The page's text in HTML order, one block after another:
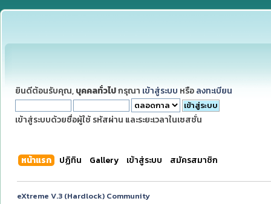
ยินดีต้อนรับคุณ, บุคคลทั่วไปกรุณา เข้าสู่ระบบ หรือ ลงทะเบียน
เข้าสู่ระบบด้วยชื่อผู้ใช้ รหัสผ่าน และระยะเวลาในเซสชั่น
หน้าแรก ปฏิทิน Gallery เข้าสู่ระบบ สมัครสมาชิก
eXtreme V.3 (Hardlock) Community